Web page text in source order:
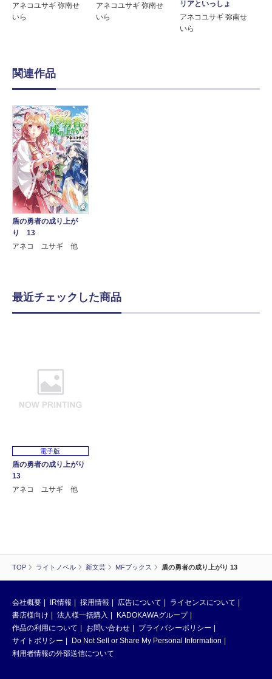
TOP ライトノベル 新文芸 MFブックス 盾の勇者の成り上がり 13
アネコユサギ 弥南せ
いら
アネコユサギ 弥南せ
いら
リアといっしょ
アネコユサギ 弥南せ
いら
関連作品
盾の勇者の成り上が
り 13
アネコ ユサギ 他
最近チェックした商品
電子版
盾の勇者の成り上がり
13
アネコ ユサギ 他
会社概要 IR情報 採用情報 広告について
ライセンスについて
書店様向け
法人様一括購入
KADOKAWAグループ
作品の利用について
お問い合わせ
プライバシーポリシー
サイトポリシー
Do Not Sell or Share My Personal Information
利用者情報の外部送信について